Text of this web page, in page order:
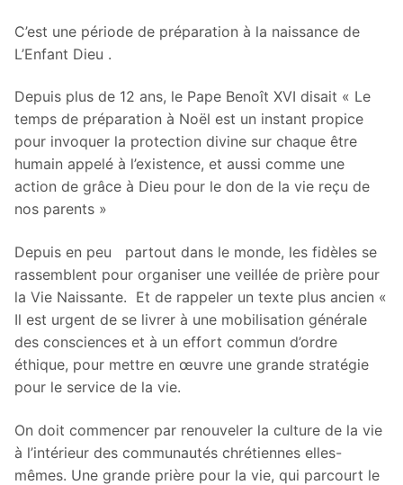
C’est une période de préparation à la naissance de
L’Enfant Dieu .
Depuis plus de 12 ans, le Pape Benoît XVI disait « Le
temps de préparation à Noël est un instant propice
pour invoquer la protection divine sur chaque être
humain appelé à l’existence, et aussi comme une
action de grâce à Dieu pour le don de la vie reçu de
nos parents »
Depuis en peu partout dans le monde, les fidèles se
rassemblent pour organiser une veillée de prière pour
la Vie Naissante. Et de rappeler un texte plus ancien «
Il est urgent de se livrer à une mobilisation générale
des consciences et à un effort commun d’ordre
éthique, pour mettre en œuvre une grande stratégie
pour le service de la vie.
On doit commencer par renouveler la culture de la vie
à l’intérieur des communautés chrétiennes elles-
mêmes. Une grande prière pour la vie, qui parcourt le